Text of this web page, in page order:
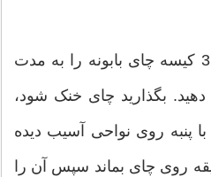
برای تهیه چای بابونه، 2 تا 3 کیسه چای بابونه را به مدت
دهید. بگذارید چای خنک شود،
روی نواحی آسیب دیده
بگذارید 15 تا 20 دقیقه روی چای بماند سپس آن را